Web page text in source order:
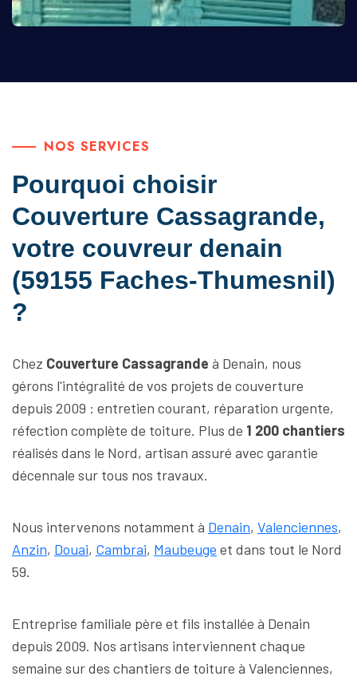
NOS SERVICES
Pourquoi choisir
Couverture Cassagrande,
votre couvreur denain
(59155 Faches-Thumesnil)
?
Chez Couverture Cassagrande à Denain, nous
gérons l'intégralité de vos projets de couverture
depuis 2009 : entretien courant, réparation urgente,
réfection complète de toiture. Plus de 1 200 chantiers
réalisés dans le Nord, artisan assuré avec garantie
décennale sur tous nos travaux.
Nous intervenons notamment à Denain, Valenciennes,
Anzin, Douai, Cambrai, Maubeuge et dans tout le Nord
59.
Entreprise familiale père et fils installée à Denain
depuis 2009. Nos artisans interviennent chaque
semaine sur des chantiers de toiture à Valenciennes,